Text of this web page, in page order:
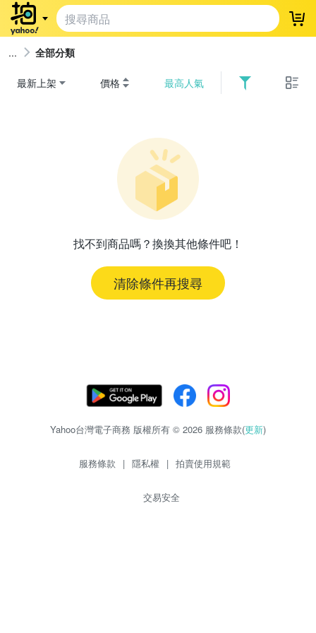
登
全部分類
最新上架 價格 最高人氣
找不到商品嗎？換換其他條件吧！
清除條件再搜尋
Yahoo台灣電子商務 版權所有 © 2026 服務條款(更新)
服務條款 | 隱私權 | 拍賣使用規範
交易安全